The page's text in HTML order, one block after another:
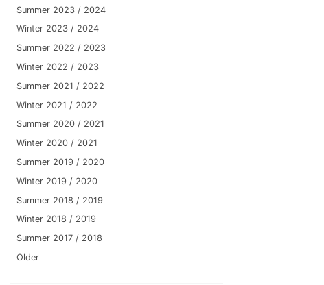
Summer 2023 / 2024
Winter 2023 / 2024
Summer 2022 / 2023
Winter 2022 / 2023
Summer 2021 / 2022
Winter 2021 / 2022
Summer 2020 / 2021
Winter 2020 / 2021
Summer 2019 / 2020
Winter 2019 / 2020
Summer 2018 / 2019
Winter 2018 / 2019
Summer 2017 / 2018
Older